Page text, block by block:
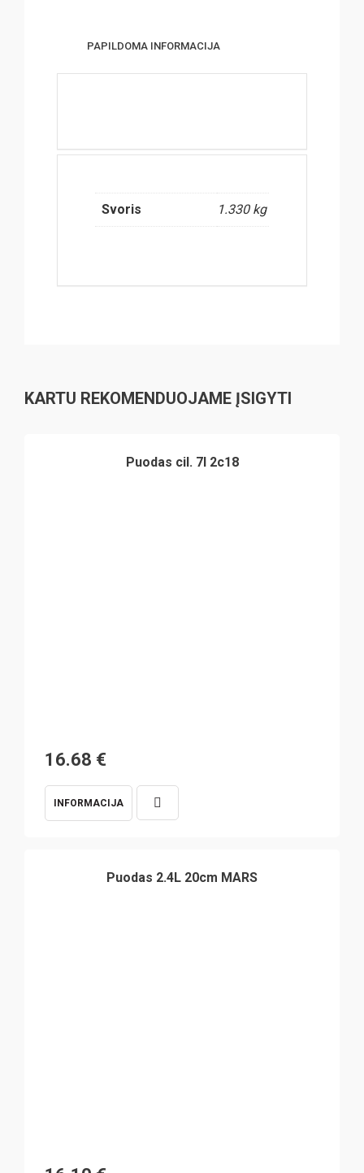
PAPILDOMA INFORMACIJA
Svoris 1.330 kg
KARTU REKOMENDUOJAME ĮSIGYTI
Puodas cil. 7l 2c18
16.68 €
INFORMACIJA
Puodas 2.4L 20cm MARS